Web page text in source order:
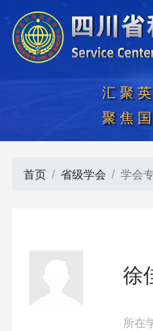
汇聚
聚焦
首页 省级学会 学会
徐
所在